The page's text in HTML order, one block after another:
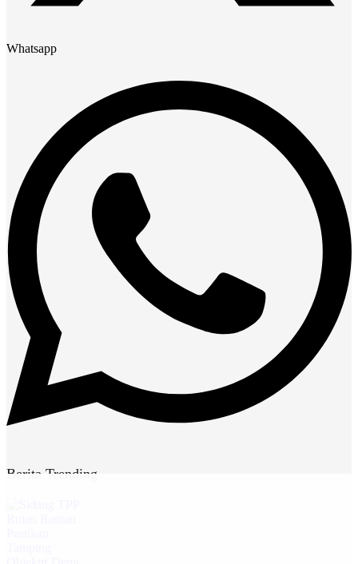
Whatsapp
Berita Trending